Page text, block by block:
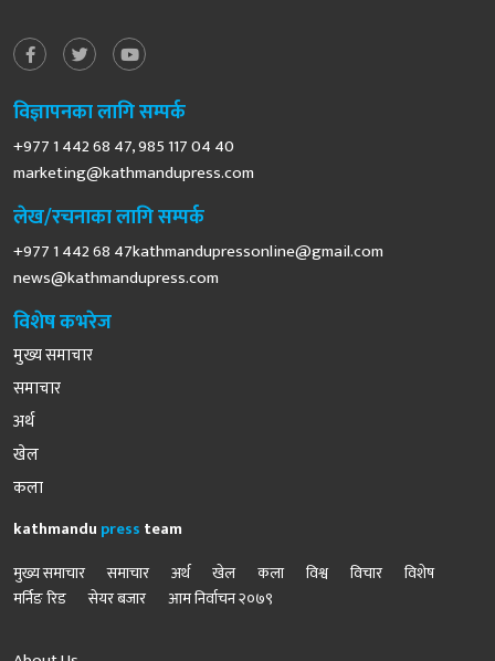
विज्ञापनका लागि सम्पर्क
+977 1 442 68 47, 985 117 04 40
marketing@kathmandupress.com
लेख/रचनाका लागि सम्पर्क
+977 1 442 68 47kathmandupressonline@gmail.com
news@kathmandupress.com
विशेष कभरेज
मुख्य समाचार
समाचार
अर्थ
खेल
कला
kathmandu press team
मुख्य समाचार
समाचार अर्थ खेल कला विश्व विचार
विशेष
मर्निङ रिड
सेयर बजार आम निर्वाचन २०७९